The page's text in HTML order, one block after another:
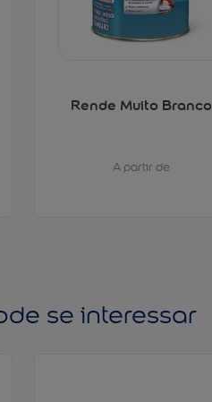
Rende Muito Branco
A partir de
se interessar